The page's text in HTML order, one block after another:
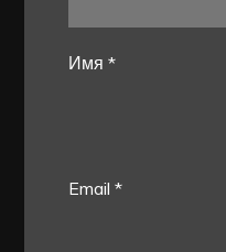
Имя*
Email*